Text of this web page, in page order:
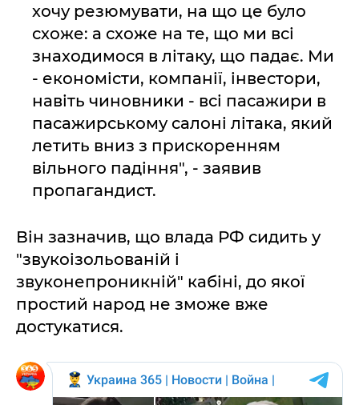
хочу резюмувати, на що це було
схоже: а схоже на те, що ми всі
знаходимося в літаку, що падає. Ми
- економісти, компанії, інвестори,
навіть чиновники - всі пасажири в
пасажирському салоні літака, який
летить вниз з прискоренням
вільного падіння", - заявив
пропагандист.
Він зазначив, що влада РФ сидить у
"звукоізольованій і
звуконепроникній" кабіні, до якої
простий народ не зможе вже
достукатися.